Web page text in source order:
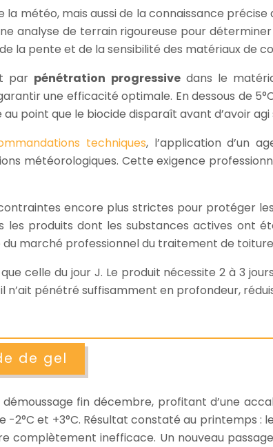
météo, mais aussi de la connaissance
analyse de terrain rigoureuse pour
la pente et de la sensibilité des matériaux de
par pénétration progressivedans le
une efficacité optimale. En dessous de
point que le biocide disparaît avant d’avoir
techniques, l’application d’un
météorologiques. Cette exigence
encore plus strictes pour protéger
les produits dont les substances actives ont
marché professionnel du traitement de
celle du jour J. Le produit nécessite 2 à 3
n’ait pénétré suffisamment en profondeur,
de gel
fin décembre, profitant d’une
2°C et +3°C. Résultat constaté au printemps
complètement inefficace. Un nouveau